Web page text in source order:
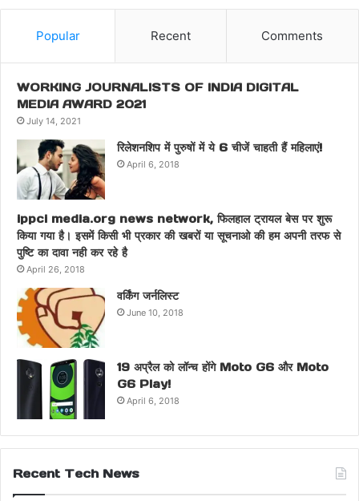
Popular Recent Comments
WORKING JOURNALISTS OF INDIA DIGITAL
MEDIA AWARD 2021
July 14, 2021
रिलेशनशिप में पुरुषों में ये 6 चीजें चाहती हैं महिलाएं!
April 6, 2018
ippci media.org news network, फिलहाल ट्रायल बेस पर शुरू
किया गया है। इसमें किसी भी प्रकार की खबरों या सूचनाओ की हम अपनी तरफ से
पुष्टि का दावा नही कर रहे है
April 26, 2018
वर्किंग जर्नलिस्ट
June 10, 2018
19 अप्रैल को लॉन्च होंगे Moto G6 और Moto
G6 Play!
April 6, 2018
Recent Tech News